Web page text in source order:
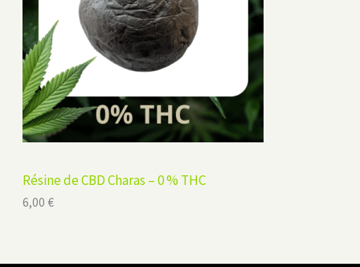
Résine de CBD Charas – 0 % THC
6,00 €